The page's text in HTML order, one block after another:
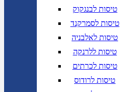
טיסות לבנגקוק
טיסות לסמרקנד
טיסות לאלבניה
טיסות ללרנקה
טיסות לכרתים
טיסות לרודוס